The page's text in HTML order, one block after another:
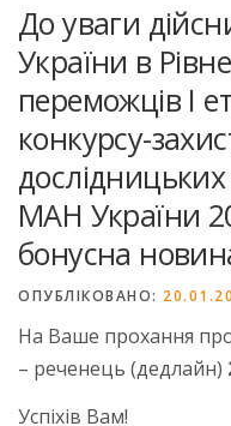
До уваги
України в
переможців І
конкурсу-
дослідницьких
МАН України
бонусна
ОПУБЛІКОВАНО:
На Ваше прохання
– реченець (дедлайн)
Успіхів Вам!